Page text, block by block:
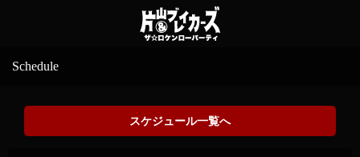
Schedule
スケジュール一覧へ